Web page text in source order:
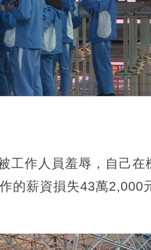
工作人員羞辱，自己
的薪資損失43萬2,000